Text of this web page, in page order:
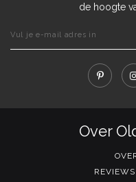
de hoogte
Over